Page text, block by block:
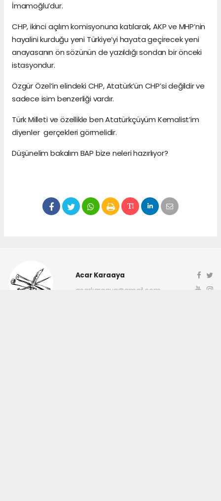
İmamoğlu’dur.
CHP, ikinci açılım komisyonuna katılarak, AKP ve MHP’nin
hayalini kurduğu yeni Türkiye’yi hayata geçirecek yeni
anayasanın ön sözünün de yazıldığı sondan bir önceki
istasyondur.
Özgür Özel’in elindeki CHP, Atatürk’ün CHP’si değildir ve
sadece isim benzerliği vardır.
Türk Milleti ve özellikle ben Atatürkçüyüm Kemalist’im
diyenler gerçekleri görmelidir.
Düşünelim bakalım BAP bize neleri hazırlıyor?
Acar Karaaya
acarkaraaya@gmail.com